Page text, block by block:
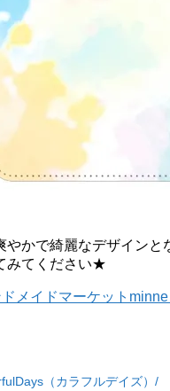
かで綺麗なデザインと
みてください★
メイドマーケットminne
（カラフルデイズ）/